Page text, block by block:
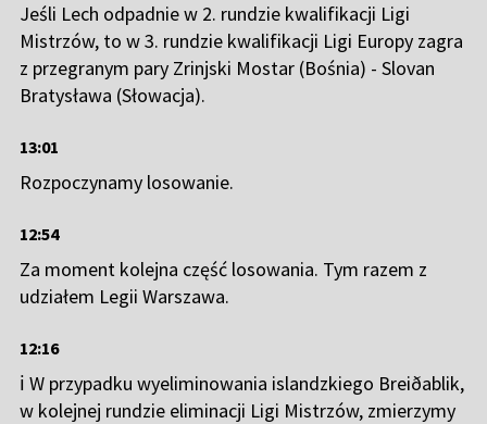
Jeśli Lech odpadnie w 2. rundzie kwalifikacji Ligi
Mistrzów, to w 3. rundzie kwalifikacji Ligi Europy zagra
z przegranym pary Zrinjski Mostar (Bośnia) - Slovan
Bratysława (Słowacja).
13:01
Rozpoczynamy losowanie.
12:54
Za moment kolejna część losowania. Tym razem z
udziałem Legii Warszawa.
12:16
ℹ️ W przypadku wyeliminowania islandzkiego Breiðablik,
w kolejnej rundzie eliminacji Ligi Mistrzów, zmierzymy